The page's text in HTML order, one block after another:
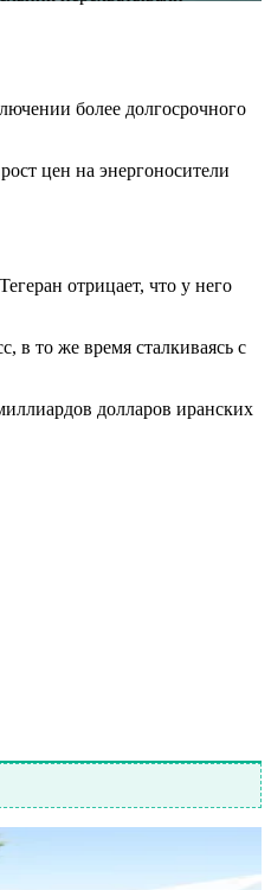
более долгосрочного
цен на энергоносители
отрицает, что у него
в то же время сталкиваясь с
долларов иранских